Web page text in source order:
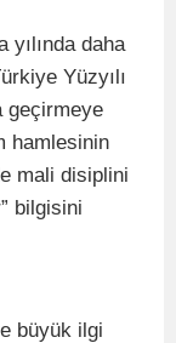
yılında daha
Yüzyılı
geçirmeye
hamlesinin
mali disiplini
bilgisini
büyük ilgi